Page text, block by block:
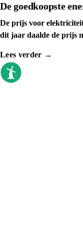
De goedkoopste
De prijs voor
dit jaar daalde de prijs
Lees verder →